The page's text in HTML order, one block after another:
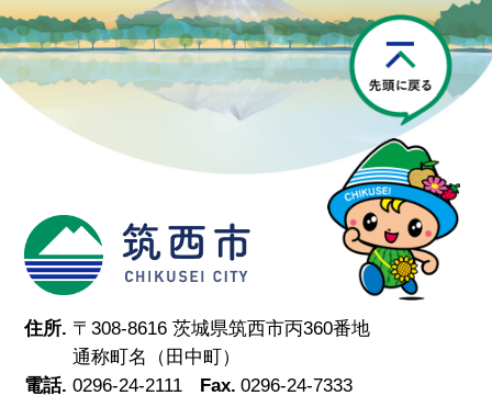
筑西市
住所. 〒308-8616 茨城県筑西市丙360番地
通称町名（田中町）
電話. 0296-24-2111 Fax. 0296-24-7333